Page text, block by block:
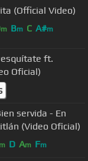
(Official Video)
m Bm C A#m
ft.
Oficial)
servida - En
(Video Oficial)
m D Am Fm